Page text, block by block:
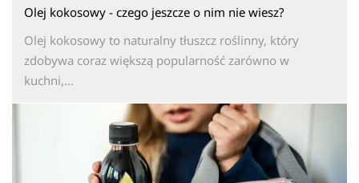
Olej kokosowy - czego jeszcze o nim nie wiesz?
Olej kokosowy to naturalny tłuszcz roślinny, który
zdobywa coraz większą popularność zarówno w
kuchni,...